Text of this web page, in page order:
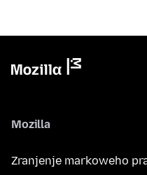
Mozilla
Zranjenje markoweho